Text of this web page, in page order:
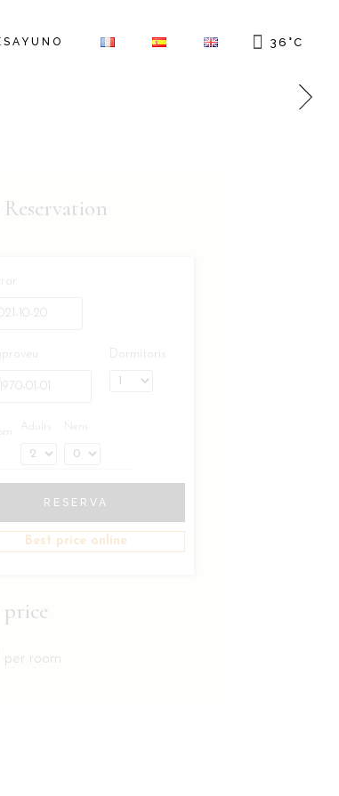
36 °C
Dormitoris
Adults Nens
RESERVA
Best price online
per room